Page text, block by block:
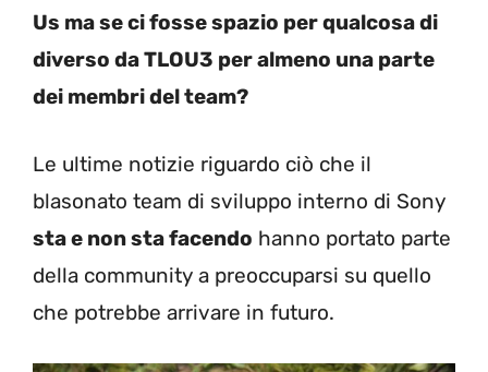
Us ma se ci fosse spazio per qualcosa di
diverso da TLOU3 per almeno una parte
dei membri del team?
Le ultime notizie riguardo ciò che il
blasonato team di sviluppo interno di Sony
sta e non sta facendo hanno portato parte
della community a preoccuparsi su quello
che potrebbe arrivare in futuro.